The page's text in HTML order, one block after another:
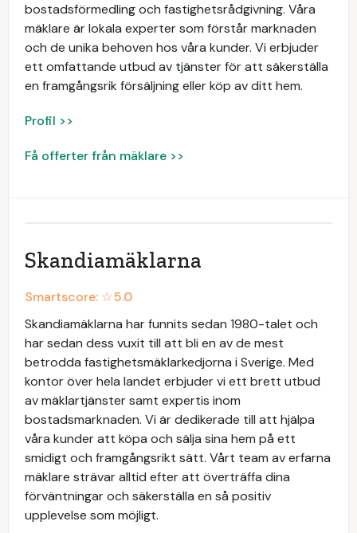
bostadsförmedling och fastighetsrådgivning. Våra
mäklare är lokala experter som förstår marknaden
och de unika behoven hos våra kunder. Vi erbjuder
ett omfattande utbud av tjänster för att säkerställa
en framgångsrik försäljning eller köp av ditt hem.
Profil >>
Få offerter från mäklare >>
Skandiamäklarna
Smartscore: ☆5.0
Skandiamäklarna har funnits sedan 1980-talet och
har sedan dess vuxit till att bli en av de mest
betrodda fastighetsmäklarkedjorna i Sverige. Med
kontor över hela landet erbjuder vi ett brett utbud
av mäklartjänster samt expertis inom
bostadsmarknaden. Vi är dedikerade till att hjälpa
våra kunder att köpa och sälja sina hem på ett
smidigt och framgångsrikt sätt. Vårt team av erfarna
mäklare strävar alltid efter att överträffa dina
förväntningar och säkerställa en så positiv
upplevelse som möjligt.